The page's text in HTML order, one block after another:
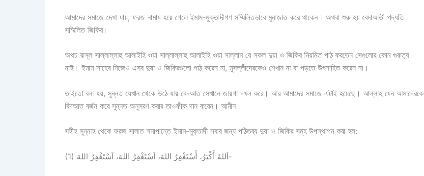
আমাদের সমাজে দেখা যায়, ফরজ নামায হয়ে গেলে ইমাম-মুক্তাদীগণ সম্মিলিতভাবে মুনাজাত করে থাকেন। অথবা শুরু হয় বেদাআতী পদ্ধতি
সম্মিলিত জিকির।
অথচ রাসূল সাল্লাল্লাহু আলাইহি ওয়া সাল্লাল্লাহু আলাইহি ওয়া সাল্লাম যে সকল দুয়া ও জিকির নিয়মিত পাঠ করতেন সেগুলোর কোন গুরুত্ব
নাই। ইমাম সাহেব নিজেও এসব দুয়া ও জিকিরগুলো পাঠ করেন না, মুসল্লীদেরকেও শেখান না বা পড়তে উৎসাহিত করেন না।
তাইতো বলা হয়, সুন্নত যেখান থেকে উঠে যায় বেদআত সেখানে জায়গা দখল করে। আর আমাদের সমাজে এটাই হয়েছে। আল্লাহ যেন আমাদেরকে
বিদআত বর্জন করে সুন্নত অনুসরণ করার তাওফীক দান করেন। আমীন।
সহীহ সুন্নাহ থেকে ফরজ সালাত সমাপান্তে ইমাম-মুক্তাদী সবার জন্য পঠিতব্য দুয়া ও জিকির সমূহ উপস্থাপন করা হল:
(1) اَللهُ أَكْبَرُ، أَسْتَغْفِرُ اللهَ، اَسْتَغْفِرُ اللهَ، اَسْتَغْفِرُ اللهَ-